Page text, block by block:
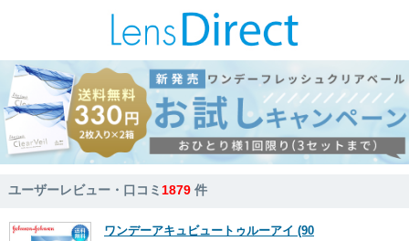
ユーザーレビュー・口コミ1879 件
ワンデーアキュビュートゥルーアイ (90